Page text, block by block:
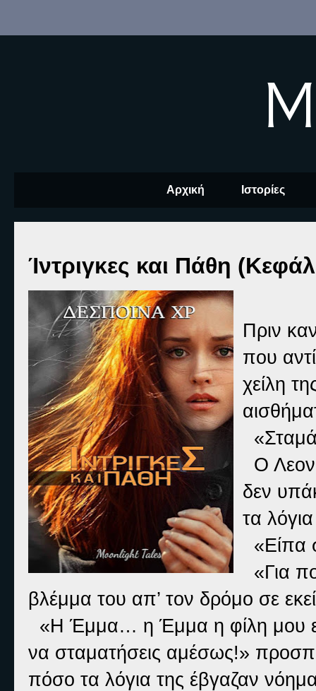
Αρχική Ιστορίες
Ίντριγκες και Πάθη
Πριν
που
χείλη
Ο
δεν
τα
«Είπα
«Για
βλέμμα του απ’ τον δρόμο σε
«Η Έμμα… η Έμμα η φίλη μου
να σταματήσεις αμέσως!»
πόσο τα λόγια της έβγαζαν